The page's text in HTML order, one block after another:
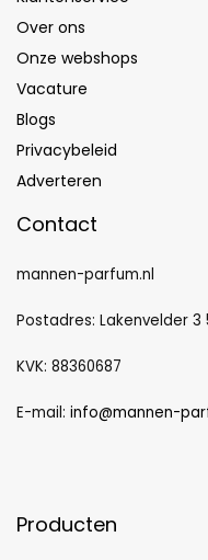
Over ons
Onze webshops
Vacature
Blogs
Privacybeleid
Adverteren
Contact
mannen-parfum.nl
Postadres: Lakenvelder 3
KVK: 88360687
E-mail: info@mannen-
Producten